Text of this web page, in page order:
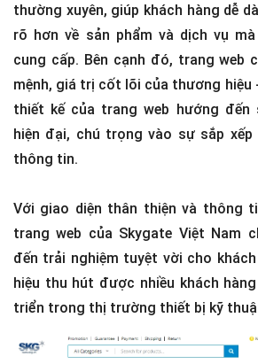
thường xuyên, giúp khách hàng dễ
rõ hơn về sản phẩm và dịch vụ
cung cấp. Bên cạnh đó, trang web
mệnh, giá trị cốt lõi của thương hiệu
thiết kế của trang web hướng đến
hiện đại, chú trọng vào sự sắp
thông tin.
Với giao diện thân thiện và thông
trang web của Skygate Việt Nam
đến trải nghiệm tuyệt vời cho
hiệu thu hút được nhiều khách
triển trong thị trường thiết bị kỹ